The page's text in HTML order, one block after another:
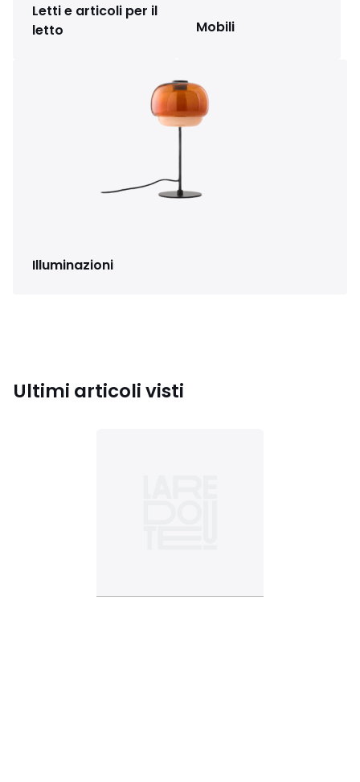
Letti e articoli per il
letto
Mobili
Illuminazioni
Ultimi articoli visti